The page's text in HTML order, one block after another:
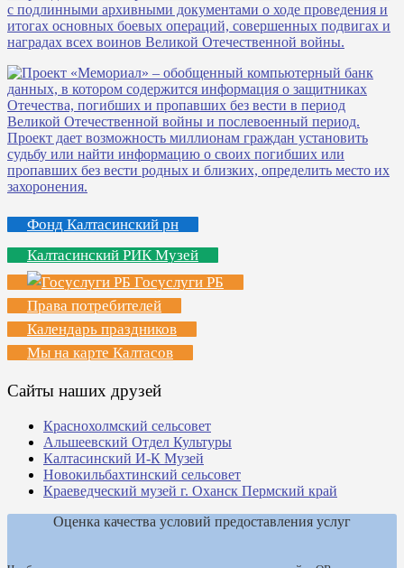
Фонд Калтасинский рн
Калтасинский РИК Музей
Госуслуги РБ
Права потребителей
Календарь праздников
Мы на карте Калтасов
Сайты наших друзей
Краснохолмский сельсовет
Альшеевский Отдел Культуры
Калтасинский И-К Музей
Новокильбахтинский сельсовет
Краеведческий музей г. Оханск Пермский край
Оценка качества условий предоставления услуг